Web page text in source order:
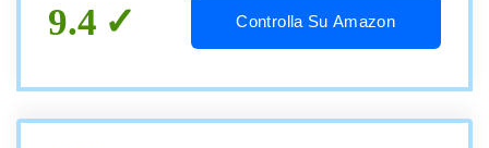
9.4 Controlla Su Amazon